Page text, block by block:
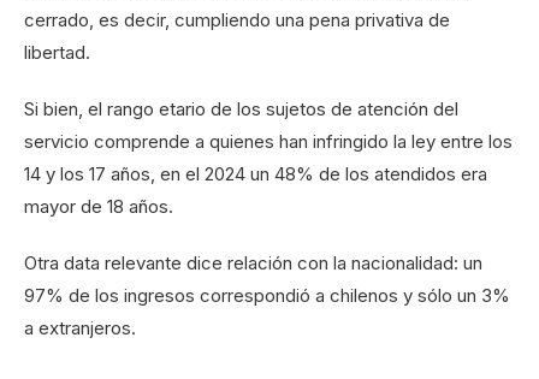
cerrado, es decir, cumpliendo una pena privativa de
libertad.
Si bien, el rango etario de los sujetos de atención del
servicio comprende a quienes han infringido la ley entre los
14 y los 17 años, en el 2024 un 48% de los atendidos era
mayor de 18 años.
Otra data relevante dice relación con la nacionalidad: un
97% de los ingresos correspondió a chilenos y sólo un 3%
a extranjeros.